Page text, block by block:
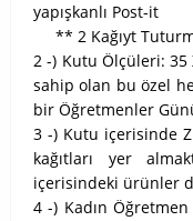
yapışkanlı Post-it
** 2 Kağıyt
2 -) Kutu Ölçüleri:
sahip olan bu özel
bir Öğretmenler
3 -) Kutu içerisinde Z
kağıtları yer
içerisindeki ürünler
4 -) Kadın